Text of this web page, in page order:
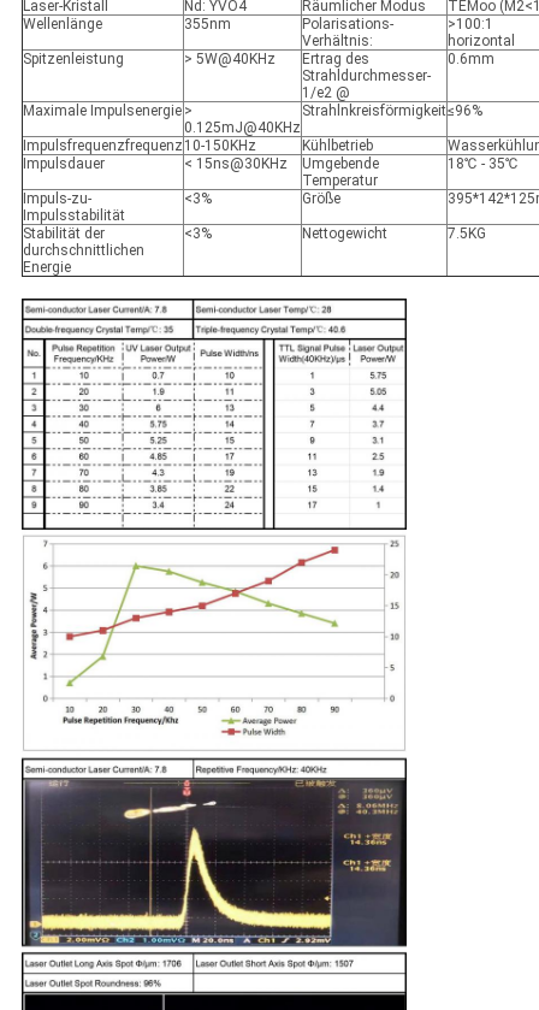
Laser-Kristall Nd: YVO4 Räumlicher Modus
TEMoo
Wellenlänge
355nm
Polarisations-
Verhältnis:
>100:1
horizontal
Spitzenleistung
> 5W@40KHz
Ertrag des
Strahldurchmesser-
1/e2 @
0.6mm
Maximale Impulsenergie >
0.125mJ@40KHz
Strahlnkreisförmigkeit≤96%
Impulsfrequenzfrequenz10-150KHz Kühlbetrieb
Impulsdauer
< 15ns@30KHz
Umgebende
Temperatur
18℃ - 35℃
Impuls-zu-
Impulsstabilität
<3% Größe
Stabilität der
durchschnittlichen
Energie
<3% Nettogewicht 7.5KG